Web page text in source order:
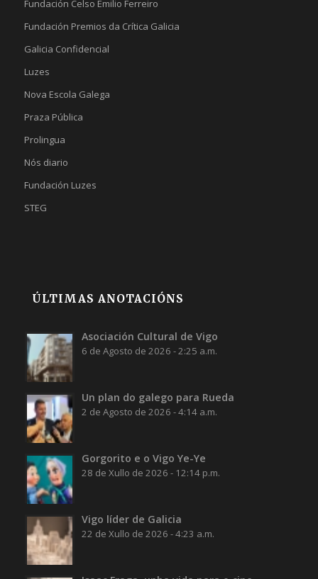
Fundación Celso Emilio Ferreiro
Fundación Premios da Crítica Galicia
Galicia Confidencial
Luzes
Nova Escola Galega
Praza Pública
Prolingua
Nós diario
Fundación Luzes
STEG
ÚLTIMAS ANOTACIÓNS
Asociación Cultural de Vigo
6 de Agosto de 2026 - 2:25 a.m.
Un plan do galego para Rueda
2 de Agosto de 2026 - 4:14 a.m.
Gorgorito e o Vigo Ye-Ye
28 de Xullo de 2026 - 12:14 p.m.
Vigo líder de Galicia
22 de Xullo de 2026 - 4:23 a.m.